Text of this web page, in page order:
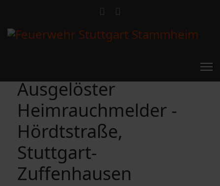
Ausgelöster
Heimrauchmelder -
Hördtstraße,
Stuttgart-
Zuffenhausen